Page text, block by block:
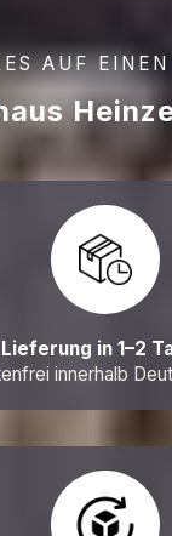
AUF
Lieferung in 1–2
innerhalb